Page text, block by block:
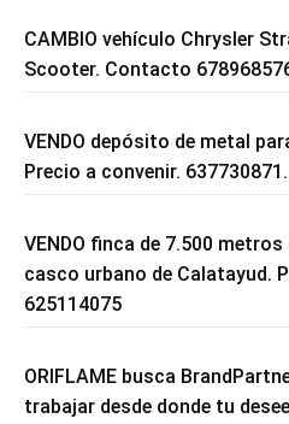
CAMBIO vehículo Chrysler
Scooter. Contacto
VENDO depósito de metal
Precio a convenir. 637730871.
VENDO finca de 7.500
casco urbano de Calatayud.
625114075
ORIFLAME busca
trabajar desde donde tu